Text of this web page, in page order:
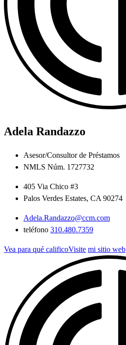
Adela Randazzo
Asesor/Consultor de Préstamos
NMLS Núm. 1727732
405 Via Chico #3
Palos Verdes Estates, CA 90274
Adela.Randazzo@ccm.com
teléfono 310.480.7359
Vea para qué calificoVisite mi sitio web